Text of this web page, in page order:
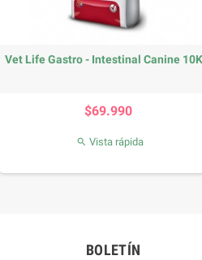
Vet Life Gastro - Intestinal Canine
$69.990
 Vista rápida
BOLETÍN